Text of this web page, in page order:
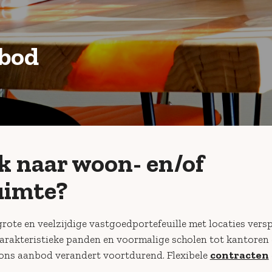
naar woon- en/of
en veelzijdige vastgoedportefeuille met locaties
panden en voormalige scholen tot kantoren
aanbod verandert voortdurend. Flexibele contracten